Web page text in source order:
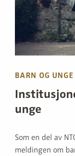
BARN OG UNGE
unge
Som en del av
meldingen om